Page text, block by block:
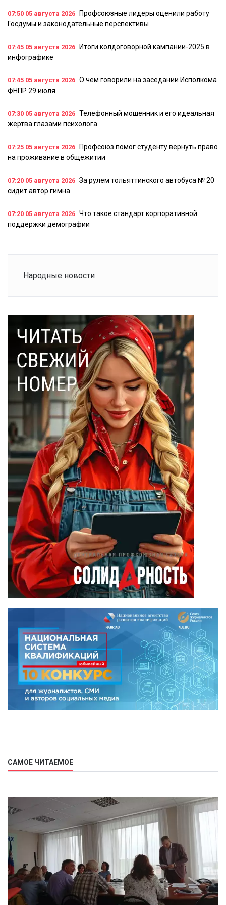
07:50 05 августа 2026
Профсоюзные лидеры оценили работу
Госдумы и законодательные перспективы
07:45 05 августа 2026
Итоги колдоговорной кампании-2025 в
инфографике
07:45 05 августа 2026 О чем говорили на заседании Исполкома
ФНПР 29 июля
07:30 05 августа 2026 Телефонный мошенник и его идеальная
жертва глазами психолога
07:25 05 августа 2026
Профсоюз помог студенту вернуть право
на проживание в общежитии
07:20 05 августа 2026 За рулем тольяттинского автобуса № 20
сидит автор гимна
07:20 05 августа 2026 Что такое стандарт корпоративной
поддержки демографии
Народные новости
САМОЕ ЧИТАЕМОЕ